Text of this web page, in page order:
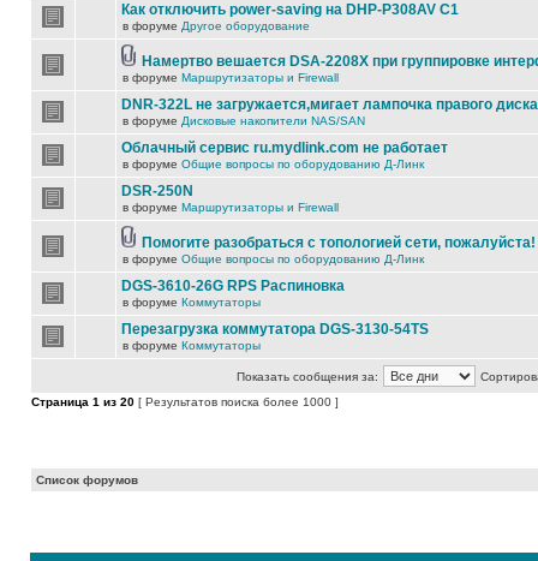
Как отключить power-saving на DHP-P308AV C1
в форуме Другое оборудование
Намертво вешается DSA-2208X при группировке
в форуме Маршрутизаторы и Firewall
DNR-322L не загружается,мигает лампочка правого диска
в форуме Дисковые накопители NAS/SAN
Облачный сервис ru.mydlink.com не работает
в форуме Общие вопросы по оборудованию Д-Линк
DSR-250N
в форуме Маршрутизаторы и Firewall
Помогите разобраться с топологией сети, пожалуйста!
в форуме Общие вопросы по оборудованию Д-Линк
DGS-3610-26G RPS Распиновка
в форуме Коммутаторы
Перезагрузка коммутатора DGS-3130-54TS
в форуме Коммутаторы
Показать сообщения за:
Страница 1 из 20 [ Результатов поиска более 1000 ]
Список форумов